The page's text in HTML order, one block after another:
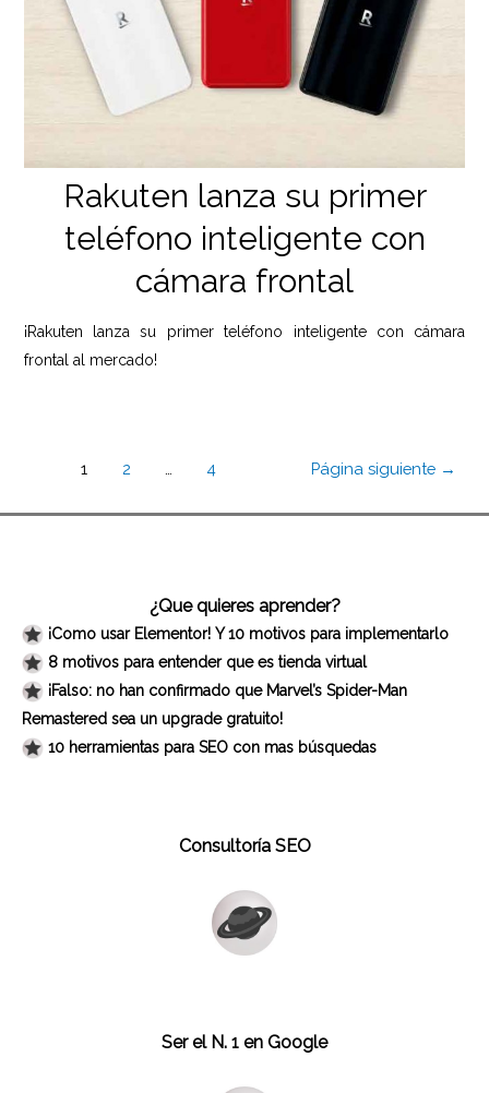
Rakuten lanza su primer
teléfono inteligente con
cámara frontal
¡Rakuten lanza su primer teléfono inteligente con cámara
frontal al mercado!
Navegación
entradas
1 2 4 Página siguiente →
¿Que quieres aprender?
¡Como usar Elementor! Y 10 motivos para implementarlo
8 motivos para entender que es tienda virtual
¡Falso: no han confirmado que Marvel’s Spider-Man
Remastered sea un upgrade gratuito!
10 herramientas para SEO con mas búsquedas
Consultoría SEO
Ser el N. 1 en Google